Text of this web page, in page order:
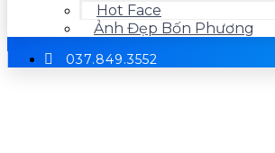
Hot Face
Ảnh Đẹp Bốn Phương
037.849.3552